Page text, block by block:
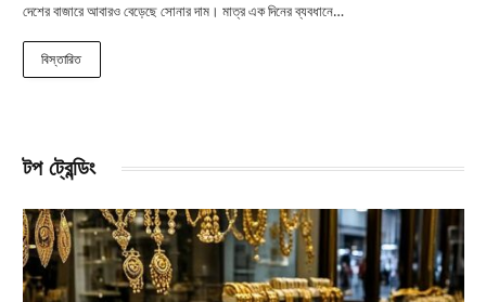
দেশের বাজারে আবারও বেড়েছে সোনার দাম। মাত্র এক দিনের ব্যবধানে…
বিস্তারিত
টপ ট্রেন্ডিং